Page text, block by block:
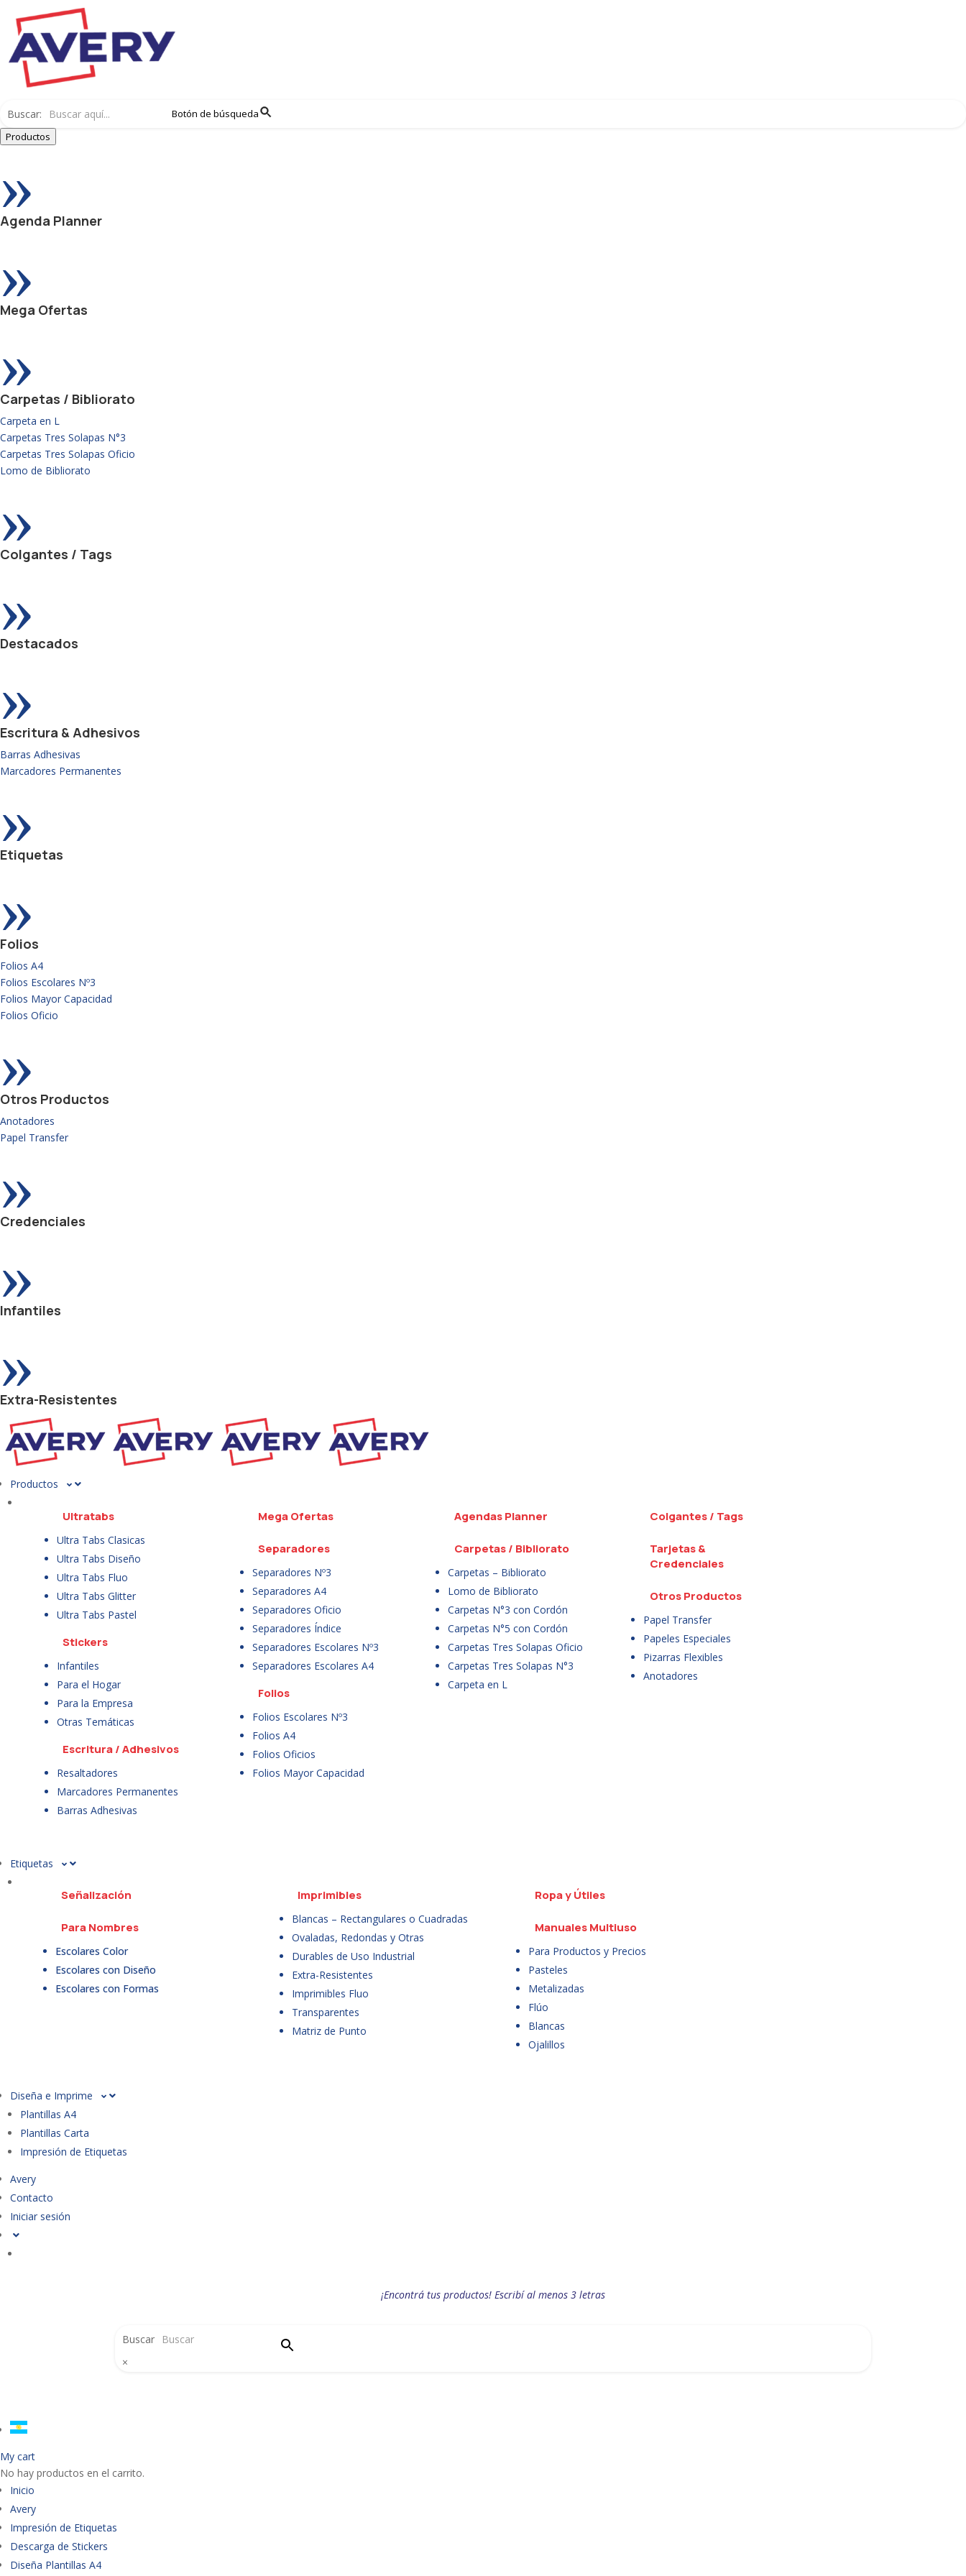
Buscar:
Botón de búsqueda
Productos
»
Agenda Planner
»
Mega Ofertas
»
Carpetas / Bibliorato
Carpeta en L
Carpetas Tres Solapas N°3
Carpetas Tres Solapas Oficio
Lomo de Bibliorato
»
Colgantes / Tags
»
Destacados
»
Escritura & Adhesivos
Barras Adhesivas
Marcadores Permanentes
»
Etiquetas
»
Folios
Folios A4
Folios Escolares Nº3
Folios Mayor Capacidad
Folios Oficio
»
Otros Productos
Anotadores
Papel Transfer
»
Credenciales
»
Infantiles
»
Extra-Resistentes
Productos
Ultratabs
Ultra Tabs Clasicas
Ultra Tabs Diseño
Ultra Tabs Fluo
Ultra Tabs Glitter
Ultra Tabs Pastel
Stickers
Infantiles
Para el Hogar
Para la Empresa
Otras Temáticas
Escritura / Adhesivos
Resaltadores
Marcadores Permanentes
Barras Adhesivas
Mega Ofertas
Separadores
Separadores Nº3
Separadores A4
Separadores Oficio
Separadores Índice
Separadores Escolares Nº3
Separadores Escolares A4
Folios
Folios Escolares Nº3
Folios A4
Folios Oficios
Folios Mayor Capacidad
Agendas Planner
Carpetas / Bibliorato
Carpetas – Bibliorato
Lomo de Bibliorato
Carpetas N°3 con Cordón
Carpetas N°5 con Cordón
Carpetas Tres Solapas Oficio
Carpetas Tres Solapas N°3
Carpeta en L
Colgantes / Tags
Tarjetas &
Credenciales
Otros Productos
Papel Transfer
Papeles Especiales
Pizarras Flexibles
Anotadores
Etiquetas
Señalización
Para Nombres
Escolares Color
Escolares con Diseño
Escolares con Formas
Imprimibles
Blancas – Rectangulares o Cuadradas
Ovaladas, Redondas y Otras
Durables de Uso Industrial
Extra-Resistentes
Imprimibles Fluo
Transparentes
Matriz de Punto
Ropa y Útiles
Manuales Multiuso
Para Productos y Precios
Pasteles
Metalizadas
Flúo
Blancas
Ojalillos
Diseña e Imprime
Plantillas A4
Plantillas Carta
Impresión de Etiquetas
Avery
Contacto
Iniciar sesión
¡Encontrá tus productos! Escribí al menos 3 letras
Buscar
×
My cart
No hay productos en el carrito.
Inicio
Avery
Impresión de Etiquetas
Descarga de Stickers
Diseña Plantillas A4